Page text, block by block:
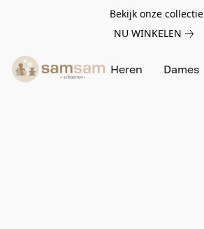
Bekijk onze collectie
NU WINKELEN
Heren Dames